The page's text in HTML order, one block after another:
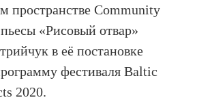
пространстве Community
«Рисовый отвар»
в её постановке
фестиваля Baltic
2020.